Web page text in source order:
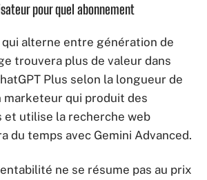
pour quel abonnement
alterne entre génération de
trouvera plus de valeur dans
Plus selon la longueur de
marketeur qui produit des
utilise la recherche web
du temps avec Gemini Advanced.
ne se résume pas au prix